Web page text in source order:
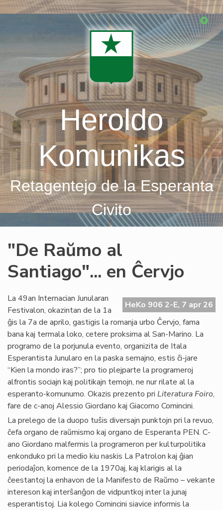
Skip
Heroldo
Komunikas
Retagentejo de la Esperanta
Civito
"De Raŭmo al
Santiago"... en Ĉervjo
HeKo 906 2-E, 7 apr 26
La 49an Internacian Junularan
Festivalon, okazintan de la 1a
ĝis la 7a de aprilo, gastigis la romanja urbo Ĉervjo, fama
bana kaj termala loko, cetere proksima al San-Marino. La
programo de la porjunula evento, organizita de Itala
Esperantista Junularo en la paska semajno, estis ĉi-jare
“Kien la mondo iras?”; pro tio plejparte la programeroj
alfrontis sociajn kaj politikajn temojn, ne nur rilate al la
esperanto-komunumo. Okazis prezento pri Literatura Foiro,
fare de c-anoj Alessio Giordano kaj Giacomo Comincini.
La prelego de la duopo tuŝis diversajn punktojn pri la revuo,
ĉefa organo de raŭmismo kaj organo de Esperanta PEN. C-
ano Giordano malfermis la programeron per kulturpolitika
enkonduko pri la medio kiu naskis La Patrolon kaj ĝian
periodaĵon, komence de la 1970aj, kaj klarigis al la
ĉeestantoj la enhavon de la Manifesto de Raŭmo – vekante
intereson kaj interŝanĝon de vidpuntkoj inter la junaj
esperantistoj. Lia kolego Comincini siavice informis la